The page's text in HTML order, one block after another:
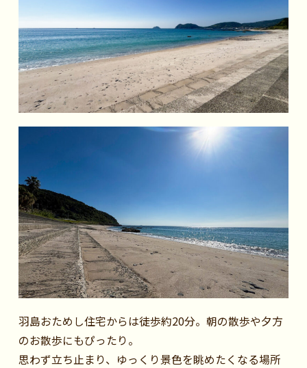
羽島おためし住宅からは徒歩約20分。朝の散歩や夕方
のお散歩にもぴったり。
思わず立ち止まり、ゆっくり景色を眺めたくなる場所